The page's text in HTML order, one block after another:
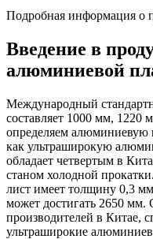
Подробная информация о
Введение в
алюминиевой
Международный
составляет 1000 мм,
определяем алюминиевую
как ультраширокую
обладает четвертым в
станом холодной
лист имеет толщину 0,3
может достигать 2650 мм.
производителей в Китае,
ультраширокие